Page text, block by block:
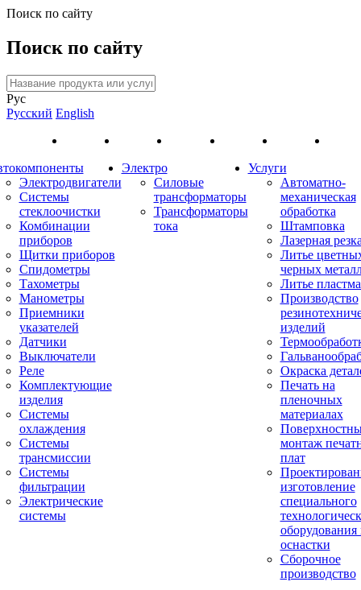
Поиск по сайту
Поиск по сайту
Рус
Русский English
Электродвигатели
Системы
стеклоочистки
Комбинации
приборов
Щитки приборов
Спидометры
Тахометры
Манометры
Приемники
указателей
Датчики
Выключатели
Реле
Комплектующие
изделия
Системы
охлаждения
Системы
трансмиссии
Системы
фильтрации
Электрические
системы
Электро
Силовые
трансформаторы
Трансформаторы
тока
Услуги
Автоматно-
механическая
обработка
Штамповка
Лазерная
Литье
черных
Литье
Производство
изделий
Окраска
Печать на
пленочных
материалах
монтаж
плат
изготовление
специального
оборудования
оснастки
Сборочное
производство